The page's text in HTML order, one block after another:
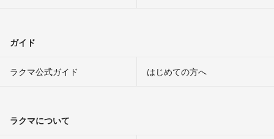
ガイド
ラクマ公式ガイド はじめての方へ
ラクマについて